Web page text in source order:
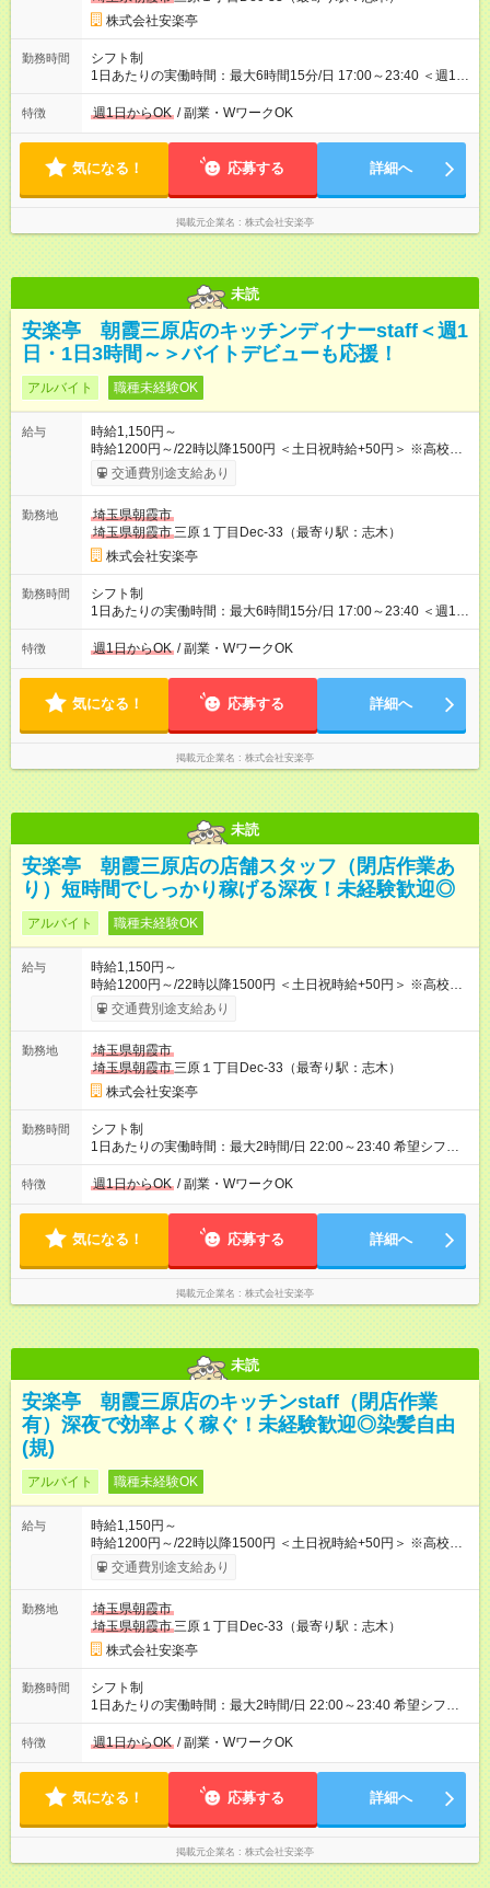
株式会社安楽亭
勤務時間
シフト制
1日あたりの実働時間：最大6時間15分/日 17:00～23:40 ＜週1日
～/短時間OK！＞ ※18歳未満・高校生は21:30までの勤務 ・シフ
トは自己申告制だから私生活優先でOK◎ ・週1日もあれば週5日
して短時間」など希望に合わせて働けます！
特徴 週1日からOK / 副業・WワークOK
気になる！ 応募する 詳細へ
掲載元企業名 株式会社安楽亭
未読
安楽亭 朝霞三原店のキッチンディナーstaff＜週1
日・1日3時間～＞バイトデビューも応援！
アルバイト 職種未経験OK
給与
時給1,150円～
時給1200円～/22時以降1500円 ＜土日祝時給+50円＞ ※高校生
時給1150円 【試用期間】試用期間あり 試用期間の長さ：12ヶ
月 雇用形態、給与は本採用時と同じです。 ※最大12ヶ月の間
交通費別途支給あり
勤務地
埼玉県朝霞市
埼玉県朝霞市三原１丁目Dec-33（最寄り駅：志木）
株式会社安楽亭
勤務時間
シフト制
1日あたりの実働時間：最大6時間15分/日 17:00～23:40 ＜週1日
～/短時間OK！＞ ※18歳未満・高校生は21:30までの勤務 ・シフ
トは自己申告制だから私生活優先でOK◎ ・週1日もあれば週5日
して短時間」など希望に合わせて働けます！
特徴 週1日からOK / 副業・WワークOK
気になる！ 応募する 詳細へ
掲載元企業名 株式会社安楽亭
未読
安楽亭 朝霞三原店の店舗スタッフ（閉店作業あ
り）短時間でしっかり稼げる深夜！未経験歓迎◎
アルバイト 職種未経験OK
給与
時給1,150円～
時給1200円～/22時以降1500円 ＜土日祝時給+50円＞ ※高校生
時給1150円 【試用期間】試用期間あり 試用期間の長さ：12ヶ
月 雇用形態、給与は本採用時と同じです。 ※最大12ヶ月の間
交通費別途支給あり
勤務地
埼玉県朝霞市
埼玉県朝霞市三原１丁目Dec-33（最寄り駅：志木）
株式会社安楽亭
勤務時間
シフト制
1日あたりの実働時間：最大2時間/日 22:00～23:40 希望シフト
制！ 週1日～・1日3時間～OK！ ※18歳未満・高校生は21:30ま
での勤務 ＊短時間OK！学業と両立◎ ＊週4日以上のしっかり勤
暇の予定に合わせてのシフト相談も可能！
特徴 週1日からOK / 副業・WワークOK
気になる！ 応募する 詳細へ
掲載元企業名 株式会社安楽亭
未読
安楽亭 朝霞三原店のキッチンstaff（閉店作業
有）深夜で効率よく稼ぐ！未経験歓迎◎染髪自由
(規)
アルバイト 職種未経験OK
給与
時給1,150円～
時給1200円～/22時以降1500円 ＜土日祝時給+50円＞ ※高校生
時給1150円 【試用期間】試用期間あり 試用期間の長さ：12ヶ
月 雇用形態、給与は本採用時と同じです。 ※最大12ヶ月の間
交通費別途支給あり
勤務地
埼玉県朝霞市
埼玉県朝霞市三原１丁目Dec-33（最寄り駅：志木）
株式会社安楽亭
勤務時間
シフト制
1日あたりの実働時間：最大2時間/日 22:00～23:40 希望シフト
制！ 週1日～・1日3時間～OK！ ※18歳未満・高校生は21:30ま
での勤務 ＊短時間OK！学業と両立◎ ＊週4日以上のしっかり勤
暇の予定に合わせてのシフト相談も可能！
特徴 週1日からOK / 副業・WワークOK
気になる！ 応募する 詳細へ
掲載元企業名 株式会社安楽亭